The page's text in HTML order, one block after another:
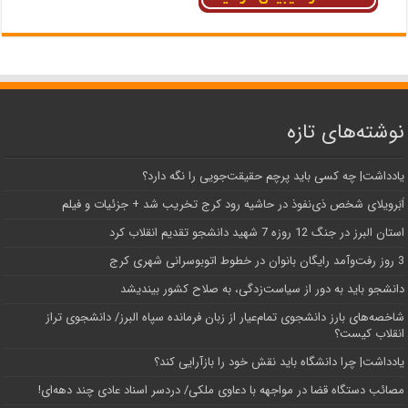
نوشته‌های تازه
یادداشت| ‌چه کسی باید پرچم حقیقت‌جویی را نگه دارد؟
اَبَر‌ویلای شخص ذی‌نفوذ در حاشیه‌ رود کرج تخریب شد + جزئیات و فیلم
استان البرز در جنگ 12 روزه 7 شهید دانشجو تقدیم انقلاب کرد
3 روز رفت‌وآمد رایگان بانوان در خطوط اتوبوسرانی شهری کرج
دانشجو باید به دور از سیاست‌زدگی، به صلاح کشور بیندیشد
شاخصه‌های بارز دانشجوی تمام‌عیار از زبان فرمانده سپاه البرز/ دانشجوی تراز
انقلاب کیست؟
یادداشت| چرا دانشگاه باید نقش خود را بازآرایی کند؟
مصائب دستگاه قضا در مواجهه با دعاوی ملکی/ دردسر اسناد عادی چند‌ دهه‌ای!